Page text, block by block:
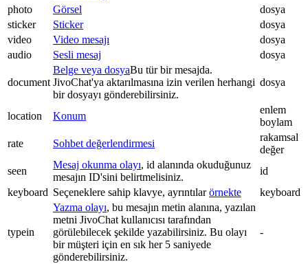
photo
Görsel
dosya
sticker
Sticker
dosya
video
Video mesajı
dosya
audio
Sesli mesaj dosya
document
Belge veya dosyaBu tür bir mesajda.
JivoChat'ya aktarılmasına izin verilen herhangi
bir dosyayı gönderebilirsiniz.
dosya
location Konum
enlem
boylam
rate
Sohbet değerlendirmesi
rakamsal
değer
seen
Mesaj okunma olayı, id alanında okuduğunuz
mesajın ID'sini belirtmelisiniz.
id
keyboard Seçeneklere sahip klavye, ayrıntılarörnekte keyboard
typein
Yazma olayı, bu mesajın metin alanına, yazılan
metni JivoChat kullanıcısı tarafından
görülebilecek şekilde yazabilirsiniz. Bu olayı
bir müşteri için en sık her 5 saniyede
gönderebilirsiniz.
-